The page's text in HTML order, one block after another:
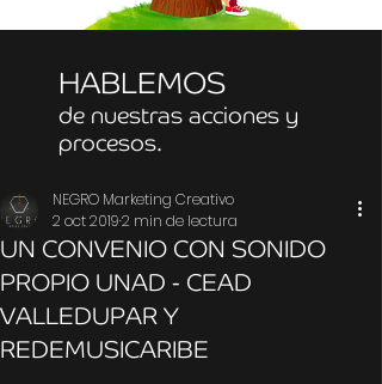
UN CONVENIO CON SONIDO
PROPIO UNAD - CEAD
VALLEDUPAR Y
REDEMUSICARIBE
NEGRO Marketing Creativo
2 oct 20192 min de lectura
HABLEMOS
de nuestras acciones y
procesos.